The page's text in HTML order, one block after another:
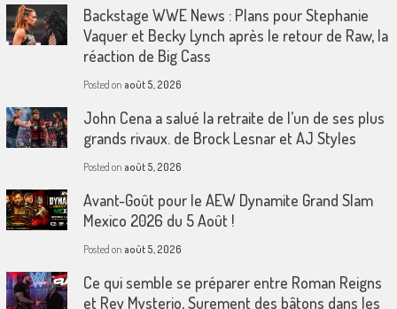
Backstage WWE News : Plans pour Stephanie
Vaquer et Becky Lynch après le retour de Raw, la
réaction de Big Cass
Posted on août 5, 2026
John Cena a salué la retraite de l’un de ses plus
grands rivaux. de Brock Lesnar et AJ Styles
Posted on août 5, 2026
Avant-Goût pour le AEW Dynamite Grand Slam
Mexico 2026 du 5 Août !
Posted on août 5, 2026
Ce qui semble se préparer entre Roman Reigns
et Rey Mysterio, Surement des bâtons dans les